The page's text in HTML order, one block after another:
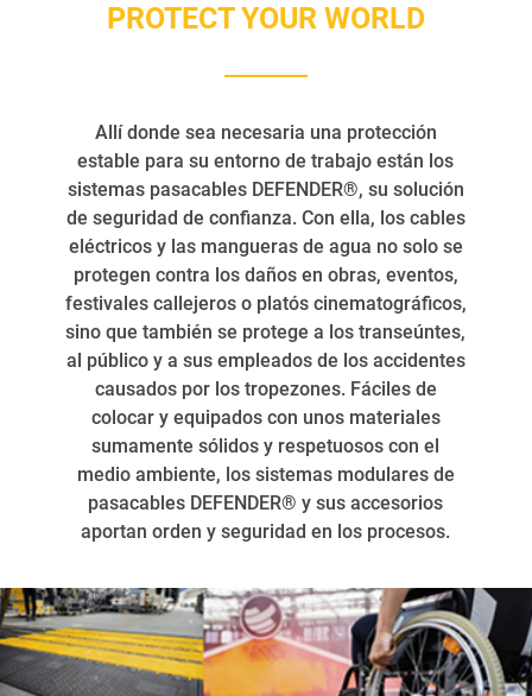
PROTECT YOUR WORLD
Allí donde sea necesaria una protección
estable para su entorno de trabajo están los
sistemas pasacables DEFENDER®, su solución
de seguridad de confianza. Con ella, los cables
eléctricos y las mangueras de agua no solo se
protegen contra los daños en obras, eventos,
festivales callejeros o platós cinematográficos,
sino que también se protege a los transeúntes,
al público y a sus empleados de los accidentes
causados por los tropezones. Fáciles de
colocar y equipados con unos materiales
sumamente sólidos y respetuosos con el
medio ambiente, los sistemas modulares de
pasacables DEFENDER® y sus accesorios
aportan orden y seguridad en los procesos.